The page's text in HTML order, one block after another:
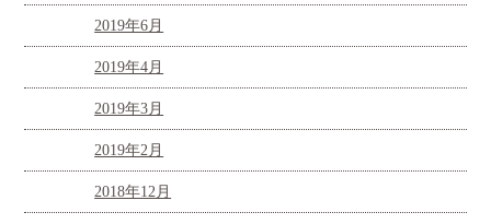
2019年6月
2019年4月
2019年3月
2019年2月
2018年12月